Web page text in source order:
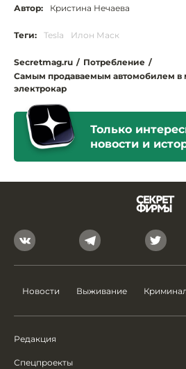
Автор: Кристина Нечаева
Теги: Tesla Илон Маск
Secretmag.ru / Потребление /
Самым продаваемым автомобилем в
электрокар
Только
новости и
Новости Выживание
Редакция
Спецпроекты